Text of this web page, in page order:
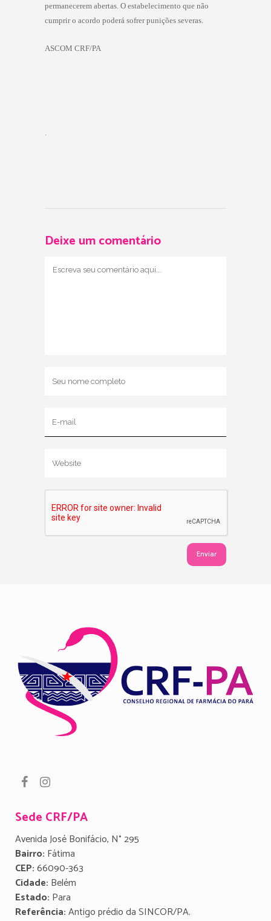
permanecerem abertas. O estabelecimento que não
cumprir o acordo poderá sofrer punições severas.
ASCOM CRF/PA
Deixe um comentário
Sede CRF/PA
Avenida José Bonifácio, N° 295
Bairro: Fátima
CEP:66090-363
Cidade: Belém
Estado: Para
Referência:Antigo prédio da SINCOR/PA.